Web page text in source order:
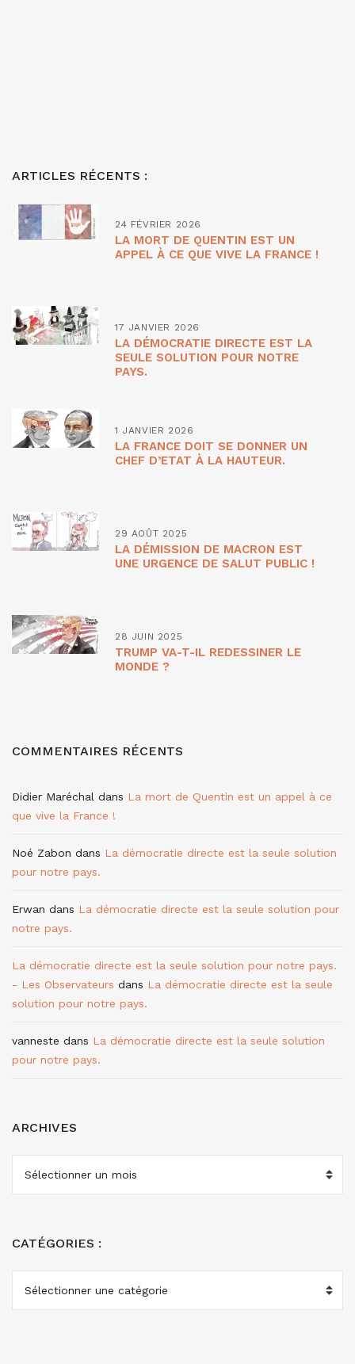
ARTICLES RÉCENTS :
24 FÉVRIER 2026
LA MORT DE QUENTIN EST UN
APPEL À CE QUE VIVE LA FRANCE !
17 JANVIER 2026
LA DÉMOCRATIE DIRECTE EST LA
SEULE SOLUTION POUR NOTRE
PAYS.
1 JANVIER 2026
LA FRANCE DOIT SE DONNER UN
CHEF D’ETAT À LA HAUTEUR.
29 AOÛT 2025
LA DÉMISSION DE MACRON EST
UNE URGENCE DE SALUT PUBLIC !
28 JUIN 2025
TRUMP VA-T-IL REDESSINER LE
MONDE ?
COMMENTAIRES RÉCENTS
Didier Maréchal dans La mort de Quentin est un appel à ce
que vive la France !
Noé Zabon dans La démocratie directe est la seule solution
pour notre pays.
Erwan dans La démocratie directe est la seule solution pour
notre pays.
La démocratie directe est la seule solution pour notre pays.
- Les Observateurs dans La démocratie directe est la seule
solution pour notre pays.
vanneste dans La démocratie directe est la seule solution
pour notre pays.
ARCHIVES
ARCHIVES
CATÉGORIES :
CATÉGORIES